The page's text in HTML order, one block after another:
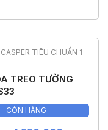
TIÊU CHUẨN 1
TREO TƯỜNG
CÒN HÀNG